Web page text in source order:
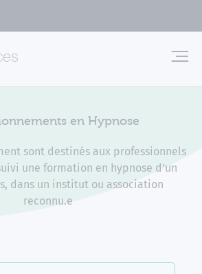
en Hypnose
sont destinés aux professionnels
une formation en hypnose d'un
dans un institut ou association
reconnu.e
cookies